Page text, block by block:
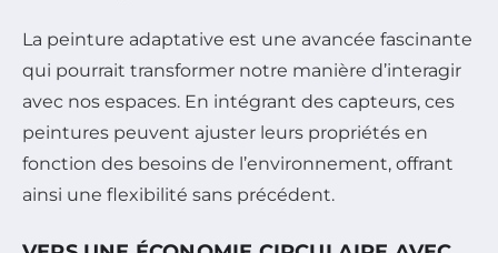
La peinture adaptative est une avancée fascinante
qui pourrait transformer notre manière d’interagir
avec nos espaces. En intégrant des capteurs, ces
peintures peuvent ajuster leurs propriétés en
fonction des besoins de l’environnement, offrant
ainsi une flexibilité sans précédent.